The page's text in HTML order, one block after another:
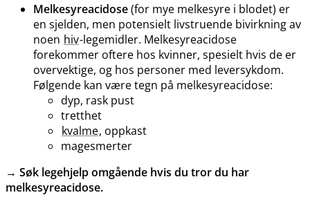
Melkesyreacidose(for mye melkesyre i blodet) er
en sjelden, men potensielt livstruende bivirkning av
noen hiv-legemidler. Melkesyreacidose
forekommer oftere hos kvinner, spesielt hvis de er
overvektige, og hos personer med leversykdom.
Følgende kan være tegn på melkesyreacidose:
dyp, rask pust
tretthet
kvalme, oppkast
magesmerter
→ Søk legehjelp omgående hvis du tror du har
melkesyreacidose.